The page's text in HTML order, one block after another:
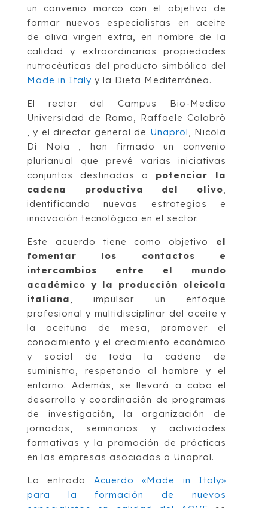
un convenio marco con el objetivo de
formar nuevos especialistas en aceite
de oliva virgen extra, en nombre de la
calidad y extraordinarias propiedades
nutracéuticas del producto simbólico del
Made in Italy y la Dieta Mediterránea.
El rector del Campus Bio-Medico
Universidad de Roma, Raffaele Calabrò
, y el director general de Unaprol, Nicola
Di Noia , han firmado un convenio
plurianual que prevé varias iniciativas
conjuntas destinadas a potenciar la
cadena productiva del olivo,
identificando nuevas estrategias e
innovación tecnológica en el sector.
Este acuerdo tiene como objetivo el
fomentar los contactos e
intercambios entre el mundo
académico y la producción oleícola
italiana, impulsar un enfoque
profesional y multidisciplinar del aceite y
la aceituna de mesa, promover el
conocimiento y el crecimiento económico
y social de toda la cadena de
suministro, respetando al hombre y el
entorno. Además, se llevará a cabo el
desarrollo y coordinación de programas
de investigación, la organización de
jornadas, seminarios y actividades
formativas y la promoción de prácticas
en las empresas asociadas a Unaprol.
La entrada Acuerdo «Made in Italy»
para la formación de nuevos